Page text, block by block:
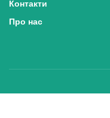
Контакти
Про нас
Політика